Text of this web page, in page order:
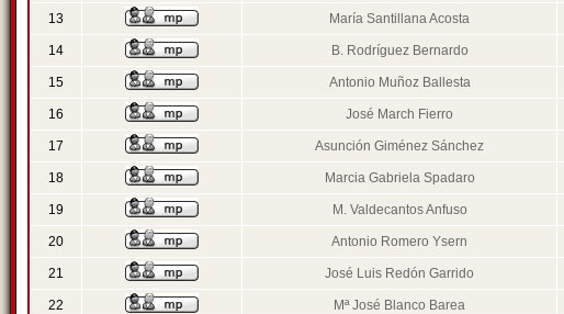
13 María Santillana Acosta
14 B. Rodríguez Bernardo
15 Antonio Muñoz Ballesta
16 José March Fierro
17 Asunción Giménez Sánchez
18 Marcia Gabriela Spadaro
19 M. Valdecantos Anfuso
20 Antonio Romero Ysern
21 José Luis Redón Garrido
22 Mª José Blanco Barea